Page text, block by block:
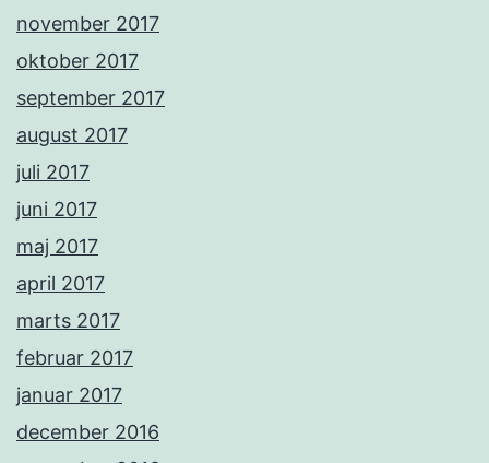
november 2017
oktober 2017
september 2017
august 2017
juli 2017
juni 2017
maj 2017
april 2017
marts 2017
februar 2017
januar 2017
december 2016